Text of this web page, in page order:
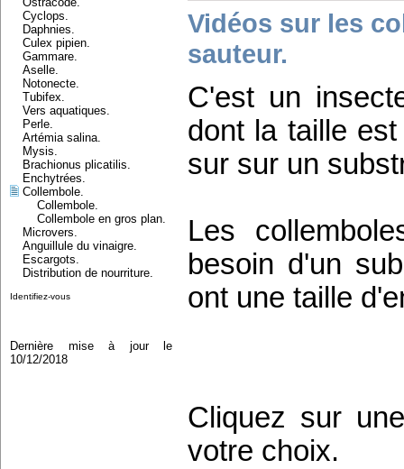
Cyclops.
Daphnies.
Culex pipien.
Gammare.
Aselle.
Notonecte.
Tubifex.
Vers aquatiques.
Perle.
Artémia salina.
Mysis.
Brachionus plicatilis.
Enchytrées.
Collembole.
Collembole.
Collembole en gros plan.
Microvers.
Anguillule du vinaigre.
Escargots.
Distribution de nourriture.
Identifiez-vous
Dernière mise à jour le
10/12/2018
Vidéos sur les
sauteur.
C'est un
dont la taille
sur sur un
Les
besoin d'un
ont une taille
Cliquez sur
votre choix.